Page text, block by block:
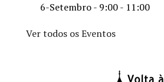
6-Setembro - 9:00- 11:00
Ver todos os Eventos